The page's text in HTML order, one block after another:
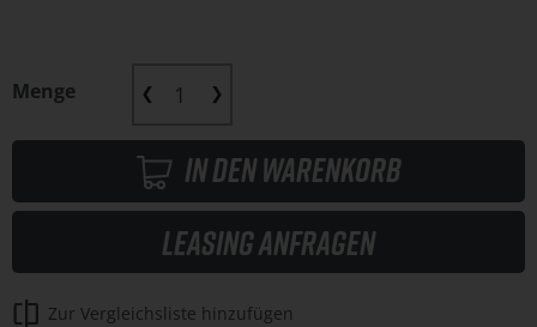
Menge
In den Warenkorb
Leasing anfragen
Zur Vergleichsliste hinzufügen